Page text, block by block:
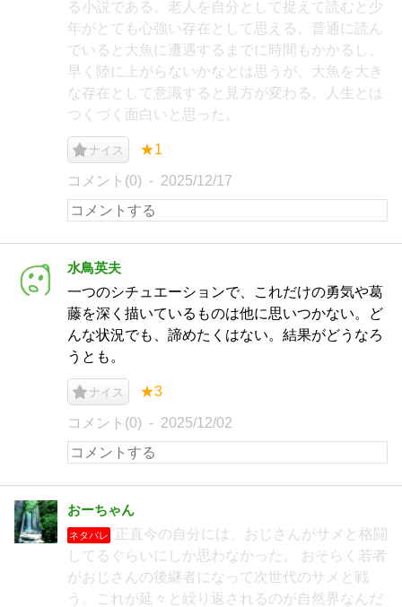
る小説である。老人を自分として捉えて読むと少
年がとても心強い存在として思える。普通に読ん
でいると大魚に遭遇するまでに時間もかかるし、
早く陸に上がらないかなとは思うが、大魚を大き
な存在として意識すると見方が変わる。人生とは
つくづく面白いと思った。
ナイス ★1
コメント(0) 2025/12/17
水鳥英夫
一つのシチュエーションで、これだけの勇気や葛
藤を深く描いているものは他に思いつかない。ど
んな状況でも、諦めたくはない。結果がどうなろ
うとも。
ナイス ★3
コメント(0) 2025/12/02
おーちゃん
ネタバレ
正直今の自分には、おじさんがサメと格闘
してるぐらいにしか思わなかった。 おそらく若者
がおじさんの後継者になって次世代のサメと戦
う。これが延々と繰り返されるのが自然界なんだ